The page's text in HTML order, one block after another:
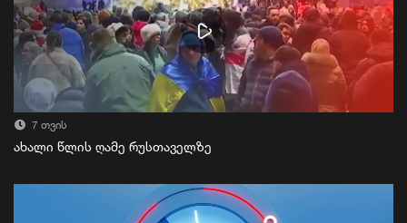
7 თვის
ახალი წლის ღამე რუსთაველზე